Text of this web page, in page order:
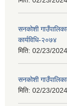
सनकोशी
कार्यविधि-२०७४
मिति: 02/23/
सनकोशी
मिति: 02/23/